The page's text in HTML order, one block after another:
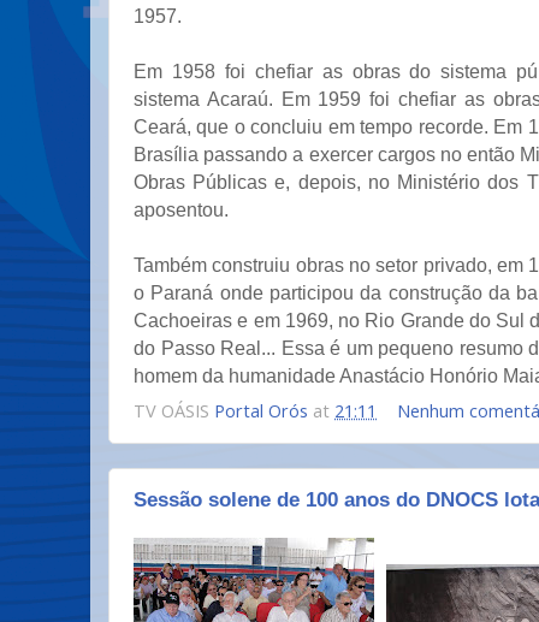
1957.
Em 1958 foi chefiar as obras do sistema
sistema Acaraú. Em 1959 foi chefiar as
Ceará, que o concluiu em tempo recorde. Em
Brasília passando a exercer cargos no então
Obras Públicas e, depois, no Ministério dos
aposentou.
Também construiu obras no setor privado, em
o Paraná onde participou da construção da
Cachoeiras e em 1969, no Rio Grande do Sul
do Passo Real... Essa é um pequeno resumo
homem da humanidade Anastácio Honório
TV OÁSIS Portal Orós at 21:11 Nenhum
Sessão solene de 100 anos do DNOCS